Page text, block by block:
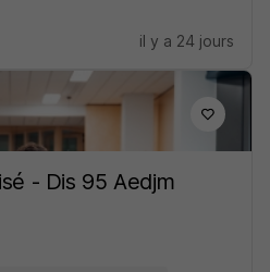
il y a 24 jours
- Dis 95 Aedjm